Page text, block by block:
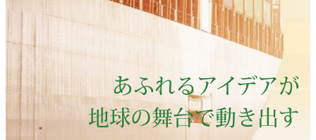
あふれるアイデアが
地球の舞台で動き出す